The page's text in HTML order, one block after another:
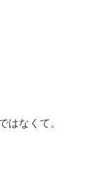
はなくて。